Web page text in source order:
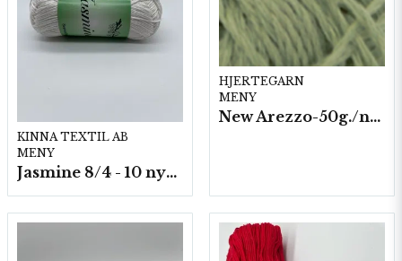
KINNA TEXTIL AB
MENY
Jasmine 8/4 - 10 nystan a50g./fp.
HJERTEGARN
MENY
New Arezzo-50g./nyst. 10 st/fp.